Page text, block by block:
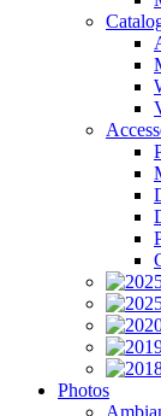
Photos